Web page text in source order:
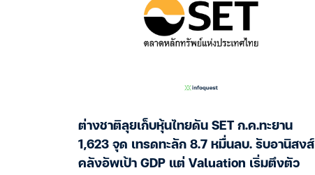
ต่างชาติลุยเก็บหุ้นไทยดัน SET ก.ค.ทะยาน
1,623 จุด เทรดทะลัก 8.7 หมื่นลบ. รับอานิสงส์
คลังอัพเป้า GDP แต่ Valuation เริ่มตึงตัว